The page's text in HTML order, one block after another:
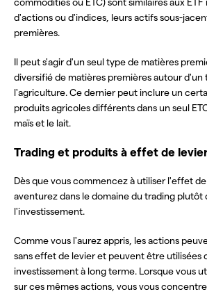
d'actions ou d'indices, leurs actifs sous-
premières.
Il peut s'agir d'un seul type de matières
diversifié de matières premières autour
l'agriculture. Ce dernier peut inclure un
produits agricoles différents dans un seul
maïs et le lait.
Trading et produits à effet de
Dès que vous commencez à utiliser l'effet
aventurez dans le domaine du trading plutôt
l'investissement.
Comme vous l'aurez appris, les actions
sans effet de levier et peuvent être utilisées
investissement à long terme. Lorsque vous
sur ces mêmes actions, vous vous